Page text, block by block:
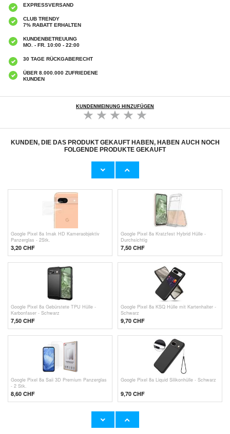
EXPRESSVERSAND
CLUB TRENDY
7% RABATT ERHALTEN
KUNDENBETREUUNG
MO. - FR. 10:00 - 22:00
30 TAGE RÜCKGABERECHT
ÜBER 8.000.000 ZUFRIEDENE
KUNDEN
KUNDENMEINUNG HINZUFÜGEN
KUNDEN, DIE DAS PRODUKT GEKAUFT HABEN, HABEN AUCH NOCH
FOLGENDE PRODUKTE GEKAUFT
Google Pixel 8a Rutschfeste TPU Hülle -
Google Pixel 8a Stoßfeste TPU Hülle -
Google Pixel 8a Imak HD Kameraobjektiv
Panzerglas - 2Stk.
3,20 CHF
Google Pixel 8a Kratzfest Hybrid Hülle -
Durchsichtig
7,50 CHF
Google Pixel 8a Gebürstete TPU Hülle -
Karbonfaser - Schwarz
7,50 CHF
Google Pixel 8a KSQ Hülle mit Kartenhalter -
Schwarz
9,70 CHF
Google Pixel 8a Saii 3D Premium Panzerglas
- 2 Stk.
8,60 CHF
Google Pixel 8a Liquid Silikonhülle - Schwarz
9,70 CHF